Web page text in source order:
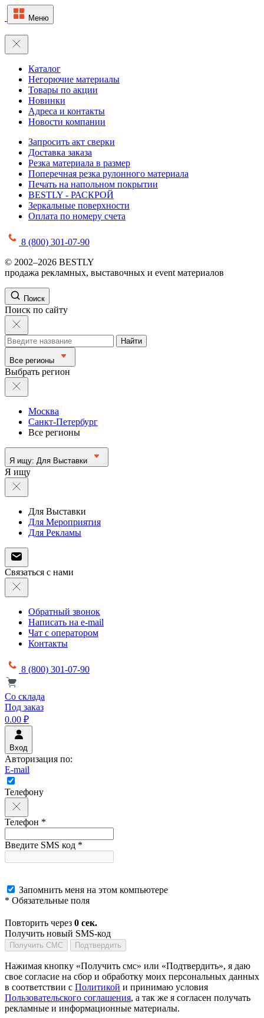
Меню
Каталог
Негорючие материалы
Товары по акции
Новинки
Адреса и контакты
Новости компании
Запросить акт сверки
Доставка заказа
Резка материала в размер
Поперечная резка рулонного материала
Печать на напольном покрытии
BESTLY - РАСКРОЙ
Зеркальные поверхности
Оплата по номеру счета
8 (800) 301-07-90
© 2002–2026 BESTLY
продажа рекламных, выставочных и event материалов
Поиск
Поиск по сайту
Найти
Все регионы
Выбрать регион
Москва
Санкт-Петербург
Все регионы
Я ищу: Для Выставки
Я ищу
Для Выставки
Для Мероприятия
Для Рекламы
Связаться с нами
Обратный звонок
Написать на e-mail
Чат с оператором
Контакты
8 (800) 301-07-90
Со склада
Под заказ
0.00 ₽
Вход
Авторизация по:
E-mail
Телефону
Телефон *
Введите SMS код *
Запомнить меня на этом компьютере
* Обязательные поля
Повторить через 0 сек.
Получить новый SMS-код
Получить СМС Подтвердить
Нажимая кнопку «Получить смс» или «Подтвердить», я даю
свое согласие на сбор и обработку моих персональных данных
в соответствии с Политикой и принимаю условия
Пользовательского соглашения, а так же я согласен получать
рекламные и информационные материалы.